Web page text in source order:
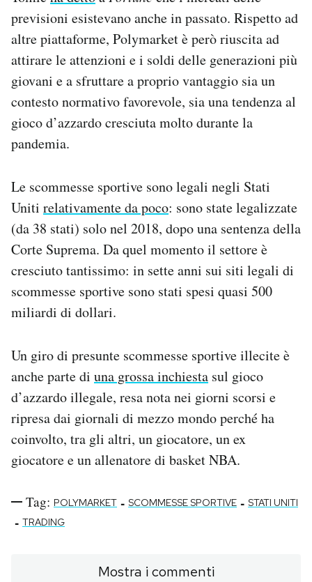
previsioni esistevano anche in passato. Rispetto ad
altre piattaforme, Polymarket è però riuscita ad
attirare le attenzioni e i soldi delle generazioni più
giovani e a sfruttare a proprio vantaggio sia un
contesto normativo favorevole, sia una tendenza al
gioco d’azzardo cresciuta molto durante la
pandemia.
Le scommesse sportive sono legali negli Stati
Uniti relativamente da poco: sono state legalizzate
(da 38 stati) solo nel 2018, dopo una sentenza della
Corte Suprema. Da quel momento il settore è
cresciuto tantissimo: in sette anni sui siti legali di
scommesse sportive sono stati spesi quasi 500
miliardi di dollari.
Un giro di presunte scommesse sportive illecite è
anche parte di una grossa inchiesta sul gioco
d’azzardo illegale, resa nota nei giorni scorsi e
ripresa dai giornali di mezzo mondo perché ha
coinvolto, tra gli altri, un giocatore, un ex
giocatore e un allenatore di basket NBA.
Tag: POLYMARKET - SCOMMESSE SPORTIVE - STATI UNITI
- TRADING
Mostra i commenti